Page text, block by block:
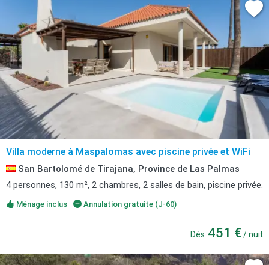
Villa moderne à Maspalomas avec piscine privée et WiFi
San Bartolomé de Tirajana, Province de Las Palmas
4 personnes, 130 m², 2 chambres, 2 salles de bain, piscine privée.
Ménage inclus Annulation gratuite (J-60)
Dès 451 € / nuit